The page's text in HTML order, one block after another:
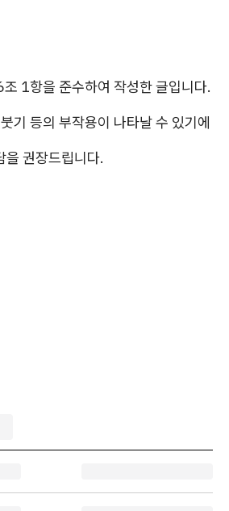
1항을 준수하여 작성한 글입니다.
기 등의 부작용이 나타날 수 있기에
을 권장드립니다.